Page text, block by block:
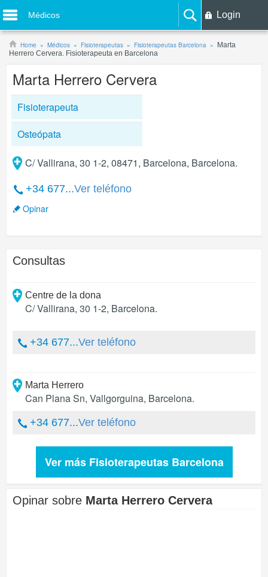
Médicos Login
Home Médicos Fisioterapeutas Fisioterapeutas Barcelona
Marta
Herrero Cervera. Fisioterapeuta en Barcelona
Marta Herrero Cervera
Fisioterapeuta
Osteópata
C/ Vallirana, 30 1-2, 08471, Barcelona, Barcelona.
+34 677...Ver teléfono
Opinar
Consultas
Centre de la dona
C/ Vallirana, 30 1-2, Barcelona.
+34 677...Ver teléfono
Marta Herrero
Can Plana Sn, Vallgorguina, Barcelona.
+34 677...Ver teléfono
Ver más Fisioterapeutas Barcelona
Opinar sobre Marta Herrero Cervera